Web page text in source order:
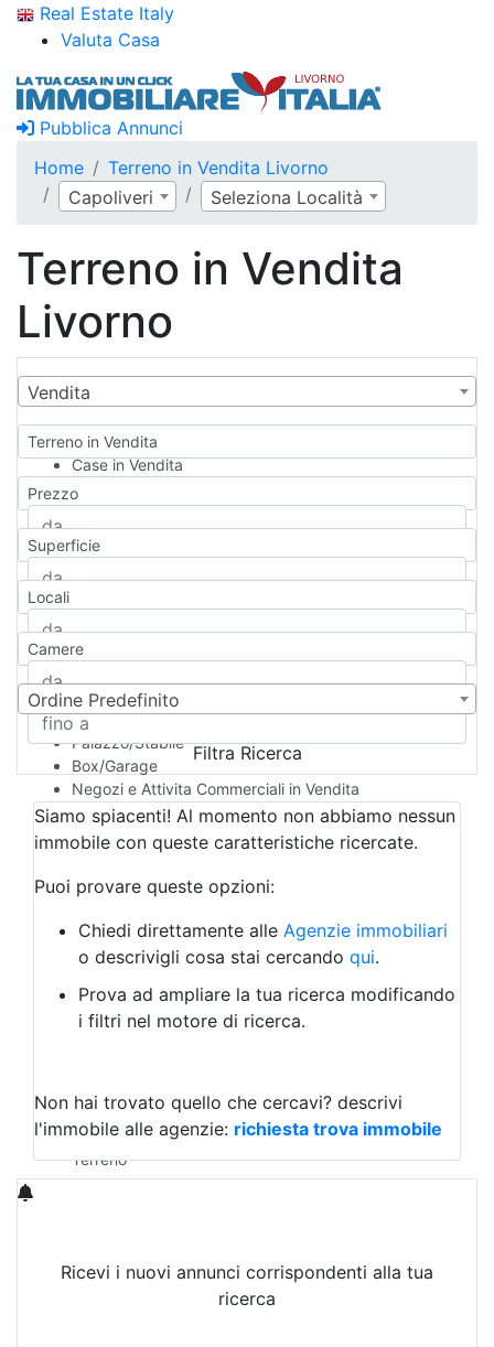
Real Estate Italy
Valuta Casa
Pubblica Annunci
Home
Terreno in Vendita Livorno
Capoliveri
Seleziona Località
Terreno in Vendita
Livorno
Vendita
Terreno in Vendita
Case in Vendita
Qualsiasi
Appartamento
Casa indipendente
Casa Semi-indipendente
Attico/Mansarda
Rustico/Casale
Camera d'Albergo
Multiproprietà
Palazzo/Stabile
Box/Garage
Negozi e Attivita Commerciali in Vendita
Qualsiasi
Attività/Licenza Commerciale
Azienda Agricola
Bar/Ristorante
Albergo
Laboratorio Artigianale
Negozio/locale commerciale
Agriturismo
Magazzini
Qualsiasi
Terreno edificabile
Terreno
Prezzo
Superficie
Locali
Camere
Ordine Predefinito
Filtra Ricerca
Siamo spiacenti! Al momento non abbiamo nessun
immobile con queste caratteristiche ricercate.
Puoi provare queste opzioni:
Chiedi direttamente alle Agenzie immobiliari
o descrivigli cosa stai cercando qui.
Prova ad ampliare la tua ricerca modificando
i filtri nel motore di ricerca.
Non hai trovato quello che cercavi? descrivi
l'immobile alle agenzie: richiesta trova immobile
Ricevi i nuovi annunci corrispondenti alla tua
ricerca